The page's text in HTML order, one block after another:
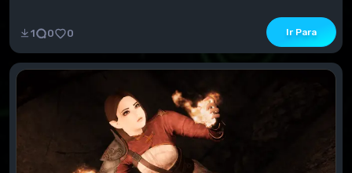
1 0 0 Ir Para